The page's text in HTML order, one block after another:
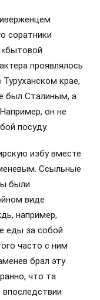
соратники
проявлялось
крае,
был Сталиным, а
он не
посуду.
избу вместе
Ссыльные
были
виде
например,
еды за собой
часто с ним
брал эту
что та